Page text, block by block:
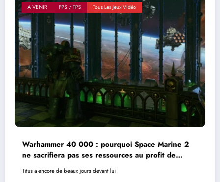
A VENIR FPS / TPS Tous Les Jeux Vidéo
Warhammer 40 000 : pourquoi Space Marine 2
ne sacrifiera pas ses ressources au profit de
Space Marine 3
Titus a encore de beaux jours devant lui